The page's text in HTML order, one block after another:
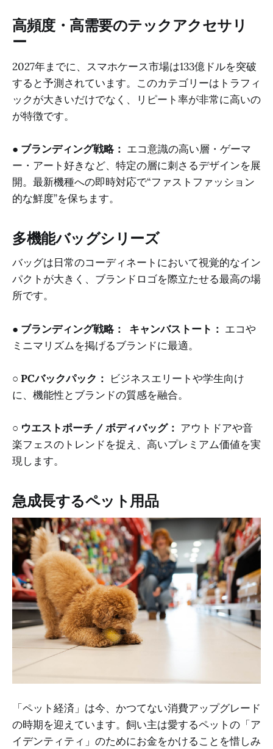
高頻度・高需要のテックアクセサリ
ー
2027年までに、スマホケース市場は133億ドルを突破
すると予測されています。このカテゴリーはトラフィ
ックが大きいだけでなく、リピート率が非常に高いの
が特徴です。
● ブランディング戦略： エコ意識の高い層・ゲーマ
ー・アート好きなど、特定の層に刺さるデザインを展
開。最新機種への即時対応で“ファストファッション
的な鮮度”を保ちます。
多機能バッグシリーズ
バッグは日常のコーディネートにおいて視覚的なイン
パクトが大きく、ブランドロゴを際立たせる最高の場
所です。
● ブランディング戦略： キャンバストート： エコや
ミニマリズムを掲げるブランドに最適。
○ PCバックパック： ビジネスエリートや学生向け
に、機能性とブランドの質感を融合。
○ ウエストポーチ / ボディバッグ： アウトドアや音
楽フェスのトレンドを捉え、高いプレミアム価値を実
現します。
急成長するペット用品
「ペット経済」は今、かつてない消費アップグレード
の時期を迎えています。飼い主は愛するペットの「ア
イデンティティ」のためにお金をかけることを惜しみ